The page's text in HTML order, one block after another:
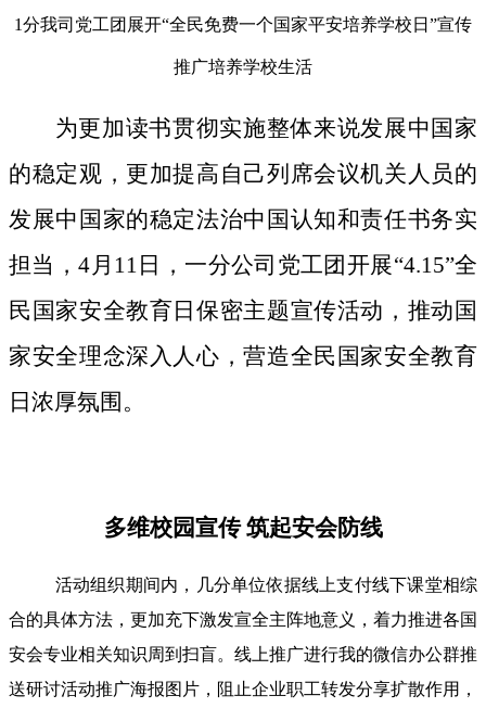
1分我司党工团展开“全民免费一个国家平安培养学校日”宣传
推广培养学校生活
为更加读书贯彻实施整体来说发展中国家
的稳定观，更加提高自己列席会议机关人员的
发展中国家的稳定法治中国认知和责任书务实
担当，4月11日，一分公司党工团开展“4.15”全
民国家安全教育日保密主题宣传活动，推动国
家安全理念深入人心，营造全民国家安全教育
日浓厚氛围。
多维校园宣传 筑起安会防线
活动组织期间内，几分单位依据线上支付线下课堂相综
合的具体方法，更加充下激发宣全主阵地意义，着力推进各国
安会专业相关知识周到扫盲。线上推广进行我的微信办公群推
送研讨活动推广海报图片，阻止企业职工转发分享扩散作用，